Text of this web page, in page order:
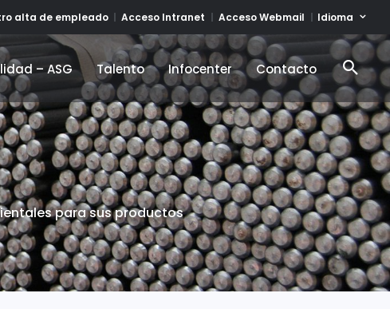
alta de empleado Acceso Intranet Acceso Webmail Idioma
– ASG
– ASG
Talento
Talento
Infocenter
Infocenter
Contacto
Contacto
para sus productos